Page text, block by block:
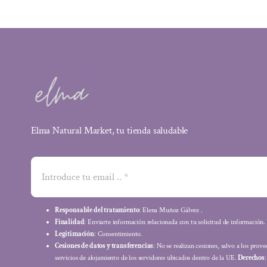
Elma Natural Market, tu tienda saludable
Responsable del tratamiento: Elena Muñoz Gálvez .
Finalidad: Enviarte información relacionada con tu solicitud de información.
Legitimación: Consentimiento.
Cesiones de datos y transferencias: No se realizan cesiones, salvo a los
servicios de alojamiento de los servidores ubicados dentro de la UE.Derechos